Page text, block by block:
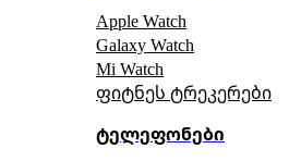
Apple Watch
Galaxy Watch
Mi Watch
ფიტნეს ტრეკერები
ტელეფონები